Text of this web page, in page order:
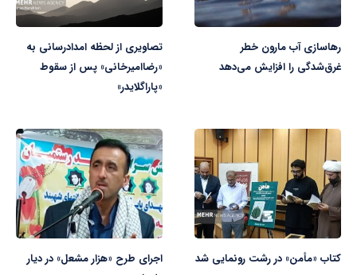
رهاسازی آب مارون خطر
غرق‌شدگی را افزایش می‌دهد
تصاویری از لحظه امدادرسانی به
«رضاامیرخانی» پس از سقوط
«پاراگلایدر»
کتاب «مأمن» در رشت رونمایی شد
اجرای طرح «هزار مشعل» در دیار